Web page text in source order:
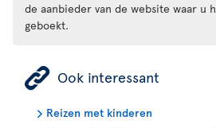
de aanbieder van de website waar u
geboekt.
ÿ Ook interessant
Reizen met kinderen